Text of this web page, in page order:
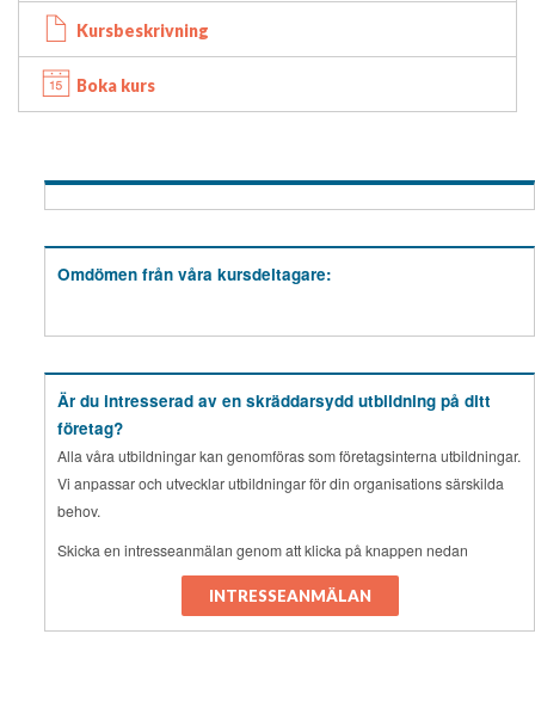
Kursbeskrivning
Boka kurs
Omdömen från våra kursdeltagare:
Är du intresserad av en skräddarsydd utbildning på ditt
företag?
Alla våra utbildningar kan genomföras som företagsinterna utbildningar.
Vi anpassar och utvecklar utbildningar för din organisations särskilda
behov.
Skicka en intresseanmälan genom att klicka på knappen nedan